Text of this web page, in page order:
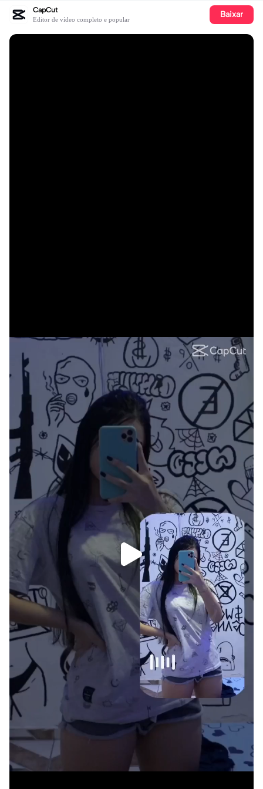
CapCut
Editor de vídeo completo e popular Baixar